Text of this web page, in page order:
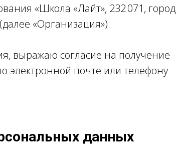
«Школа «Лайт», 232 071, город
«Организация»).
выражаю согласие на получение
электронной почте или телефону
данных